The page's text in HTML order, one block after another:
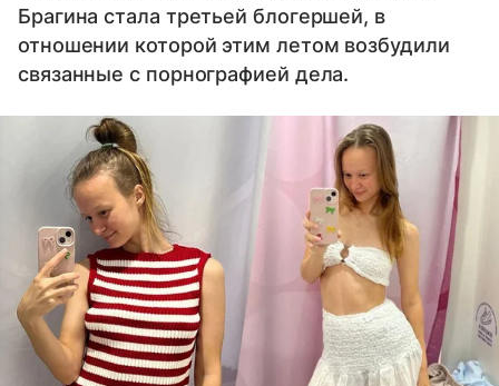
Брагина стала третьей блогершей, в
отношении которой этим летом возбудили
связанные с порнографией дела.